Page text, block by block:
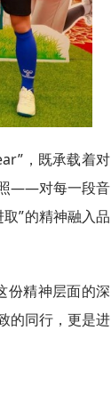
，既承载着对
照——对每一段音
”的精神融入品
份精神层面的深
的同行，更是进